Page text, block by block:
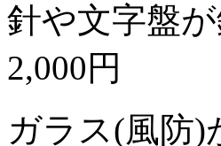
針や文字盤
2,000円
ガラス(風防